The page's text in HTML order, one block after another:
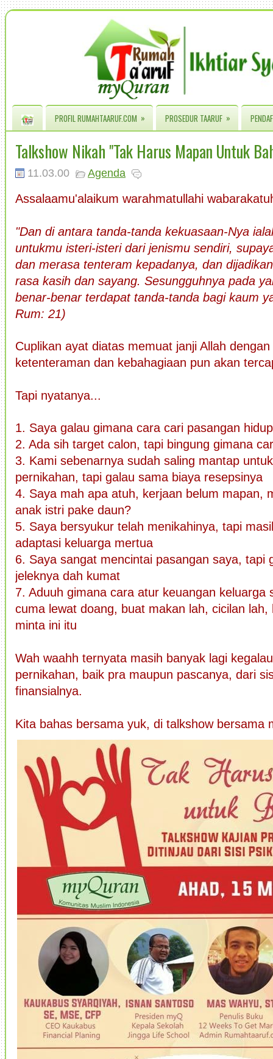
PROFIL RUMAHTAARUF.COM » PROSEDUR TAARUF »
Talkshow Nikah "Tak Harus Mapan Untuk
11.03.00 Agenda
Assalaamu'alaikum warahmatullahi
"Dan di antara tanda-tanda kekuasaan-Nya
untukmu isteri-isteri dari jenismu sendiri,
dan merasa tenteram kepadanya, dan
rasa kasih dan sayang. Sesungguhnya pada
benar-benar terdapat tanda-tanda bagi kaum
Rum: 21)
Cuplikan ayat diatas memuat janji Allah
ketenteraman dan kebahagiaan pun akan
Tapi nyatanya...
1. Saya galau gimana cara cari pasangan
2. Ada sih target calon, tapi bingung gimana
3. Kami sebenarnya sudah saling mantap
pernikahan, tapi galau sama biaya resepsinya
4. Saya mah apa atuh, kerjaan belum mapan,
anak istri pake daun?
5. Saya bersyukur telah menikahinya, tapi
adaptasi keluarga mertua
6. Saya sangat mencintai pasangan saya, tapi
jeleknya dah kumat
7. Aduuh gimana cara atur keuangan keluarga
cuma lewat doang, buat makan lah, cicilan
minta ini itu
Wah waahh ternyata masih banyak lagi
pernikahan, baik pra maupun pascanya, dari
finansialnya.
Kita bahas bersama yuk, di talkshow bersama